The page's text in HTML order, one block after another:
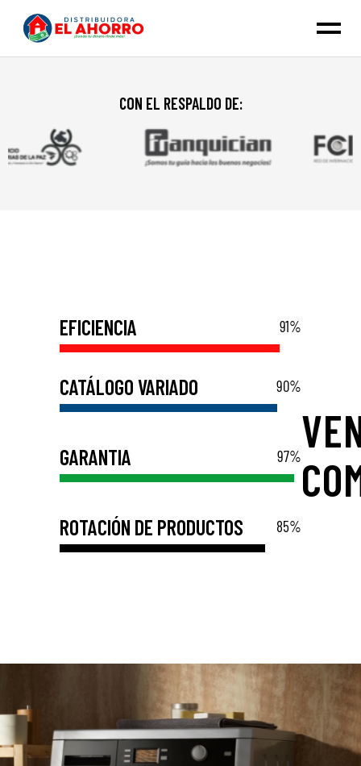
CON EL RESPALDO DE:
EFICIENCIA 91%
CATÁLOGO VARIADO 90%
GARANTIA 97%
ROTACIÓN DE PRODUCTOS 85%